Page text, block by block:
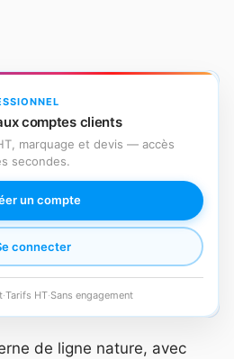
comptes clients
marquage et devis — accès
secondes.
un compte
connecter
·Tarifs HT·Sans engagement
de ligne nature, avec